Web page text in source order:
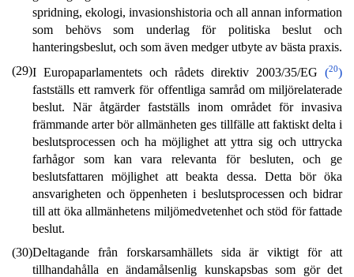
spridning, ekologi, invasionshistoria och all annan information
som behövs som underlag för politiska beslut och
hanteringsbeslut, och som även medger utbyte av bästa praxis.
(29)I Europaparlamentets och rådets direktiv 2003/35/EG (20)
fastställs ett ramverk för offentliga samråd om miljörelaterade
beslut. När åtgärder fastställs inom området för invasiva
främmande arter bör allmänheten ges tillfälle att faktiskt delta i
beslutsprocessen och ha möjlighet att yttra sig och uttrycka
farhågor som kan vara relevanta för besluten, och ge
beslutsfattaren möjlighet att beakta dessa. Detta bör öka
ansvarigheten och öppenheten i beslutsprocessen och bidrar
till att öka allmänhetens miljömedvetenhet och stöd för fattade
beslut.
(30)Deltagande från forskarsamhällets sida är viktigt för att
tillhandahålla en ändamålsenlig kunskapsbas som gör det